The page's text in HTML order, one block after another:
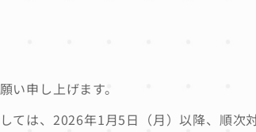
い申し上げます。
は、2026年1月5日（月）以降、順次